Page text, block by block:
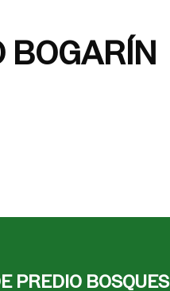
BOGARÍN
PREDIO BOSQUES